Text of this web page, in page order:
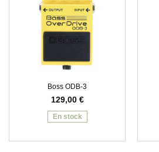
Boss ODB-3
129,00 €
En stock